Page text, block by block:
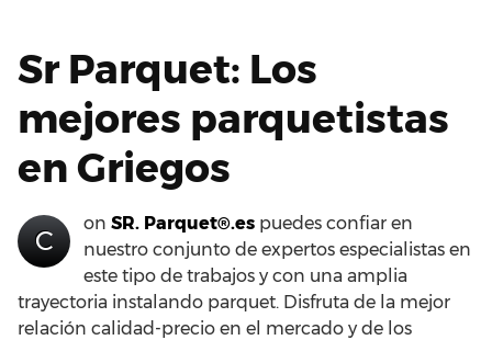
Sr Parquet: Los
mejores parquetistas
en Griegos
C
on SR. Parquet®.es puedes confiar en
nuestro conjunto de expertos especialistas en
este tipo de trabajos y con una amplia
trayectoria instalando parquet. Disfruta de la mejor
relación calidad-precio en el mercado y de los